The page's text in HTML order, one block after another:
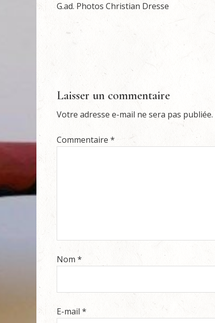
G.ad. Photos Christian Dresse
Laisser un commentaire
Votre adresse e-mail ne sera pas publiée.
Commentaire *
Nom *
E-mail *